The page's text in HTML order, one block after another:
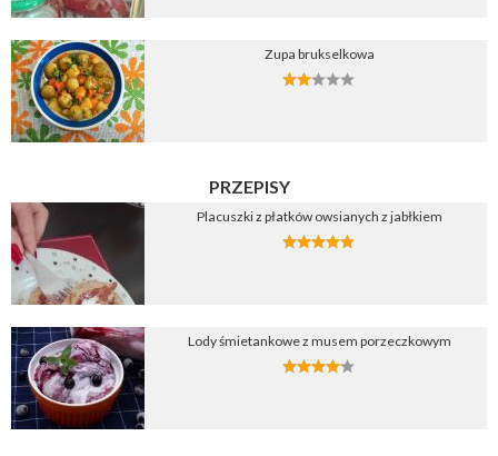
Zupa brukselkowa
PRZEPISY
Placuszki z płatków owsianych z jabłkiem
Lody śmietankowe z musem porzeczkowym